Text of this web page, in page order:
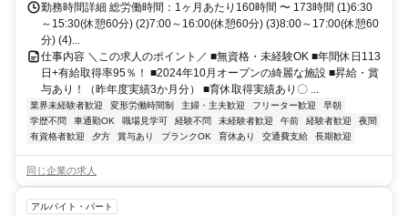
勤務時間詳細 総労働時間：1ヶ月あたり160時間 〜 173時間 (1)6:30
～15:30(休憩60分) (2)7:00～16:00(休憩60分) (3)8:00～17:00(休憩60
分) (4)...
仕事内容 ＼この求人のポイント／ ■無資格・未経験OK ■年間休日113
日+有給取得率95％！ ■2024年10月オープンの綺麗な施設 ■昇給・賞
与あり！（昨年度実績3か月分） ■育休取得実績あり〇 ...
業界未経験者歓迎 変形労働時間制 主婦・主夫歓迎 フリーター歓迎
早朝
学歴不問
車通勤OK 職場見学可 経験不問 未経験者歓迎 午前 経験者歓迎
夜間
有資格者歓迎
夕方 賞与あり ブランクOK 育休あり 交通費支給 長期歓迎
同じ企業の求人
アルバイト・パート